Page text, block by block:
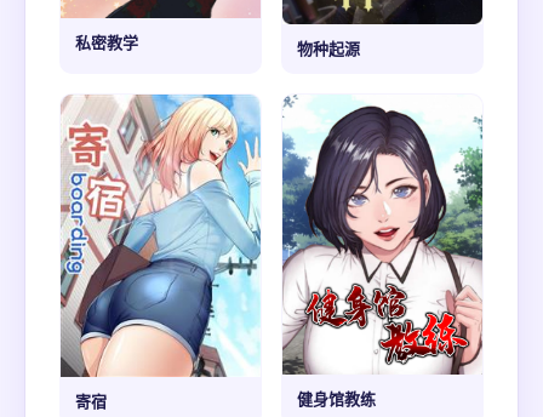
私密教学 物种起源
寄宿 健身馆教练